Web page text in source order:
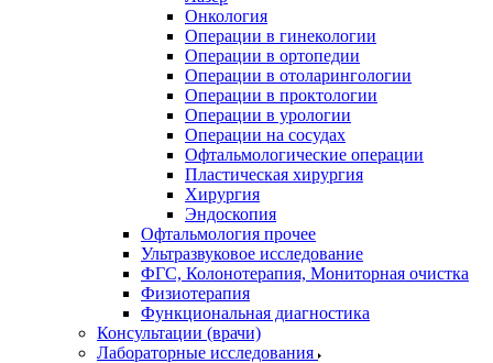
Онкология
Операции в гинекологии
Операции в ортопедии
Операции в отоларингологии
Операции в проктологии
Операции в урологии
Операции на сосудах
Офтальмологические операции
Пластическая хирургия
Хирургия
Эндоскопия
Офтальмология прочее
Ультразвуковое исследование
ФГС, Колонотерапия, Мониторная очистка
Физиотерапия
Функциональная диагностика
Консультации (врачи)
Лабораторные исследования